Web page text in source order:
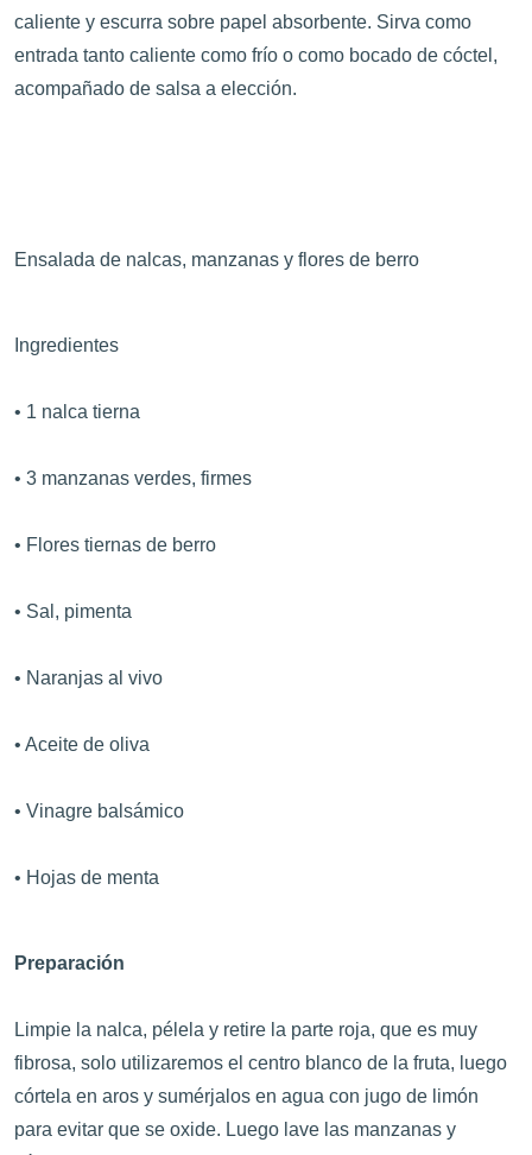
caliente y escurra sobre papel absorbente. Sirva como
entrada tanto caliente como frío o como bocado de cóctel,
acompañado de salsa a elección.
Ensalada de nalcas, manzanas y flores de berro
Ingredientes
• 1 nalca tierna
• 3 manzanas verdes, firmes
• Flores tiernas de berro
• Sal, pimenta
• Naranjas al vivo
• Aceite de oliva
• Vinagre balsámico
• Hojas de menta
Preparación
Limpie la nalca, pélela y retire la parte roja, que es muy
fibrosa, solo utilizaremos el centro blanco de la fruta, luego
córtela en aros y sumérjalos en agua con jugo de limón
para evitar que se oxide. Luego lave las manzanas y